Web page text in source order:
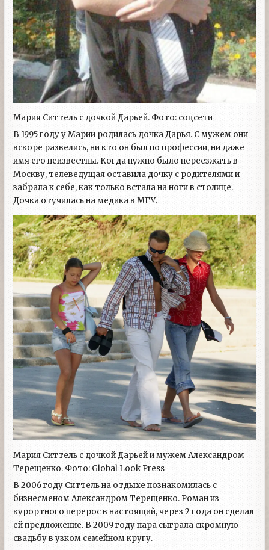
Мария Ситтель с дочкой Дарьей. Фото: соцсети
В 1995 году у Марии родилась дочка Дарья. С мужем они
вскоре развелись, ни кто он был по профессии, ни даже
имя его неизвестны. Когда нужно было переезжать в
Москву, телеведущая оставила дочку с родителями и
забрала к себе, как только встала на ноги в столице.
Дочка отучилась на медика в МГУ.
Мария Ситтель с дочкой Дарьей и мужем Александром
Терещенко. Фото: Global Look Press
В 2006 году Ситтель на отдыхе познакомилась с
бизнесменом Александром Терещенко. Роман из
курортного перерос в настоящий, через 2 года он сделал
ей предложение. В 2009 году пара сыграла скромную
свадьбу в узком семейном кругу.